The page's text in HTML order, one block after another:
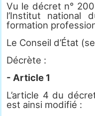
Vu le décret n°
l’Institut national
formation
Le Conseil d’État
Décrète :
- Article 1
L’article 4 du
est ainsi modifié :